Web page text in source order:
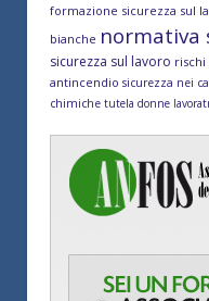
formazione sicurezza sul
bianche normativa
sicurezza sul lavoro
antincendio sicurezza nei
chimiche tutela donne